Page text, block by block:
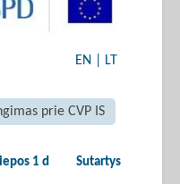
EN LT
prie CVP IS
1 d Sutartys